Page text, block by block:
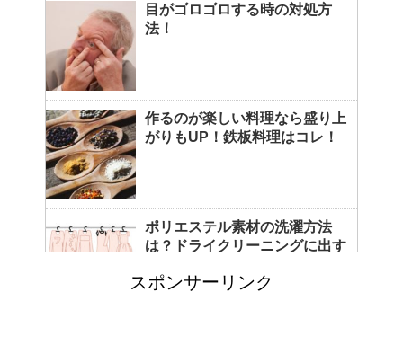
目がゴロゴロする時の対処方
法！
作るのが楽しい料理なら盛り上
がりもUP！鉄板料理はコレ！
ポリエステル素材の洗濯方法
は？ドライクリーニングに出す
スポンサーリンク